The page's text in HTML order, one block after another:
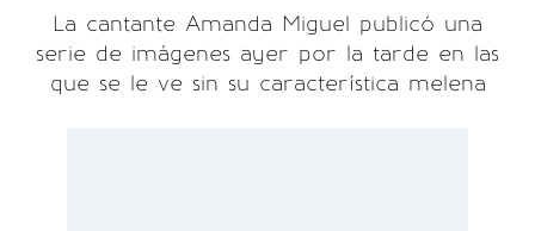
La cantante Amanda Miguel publicó una
serie de imágenes ayer por la tarde en las
que se le ve sin su característica melena